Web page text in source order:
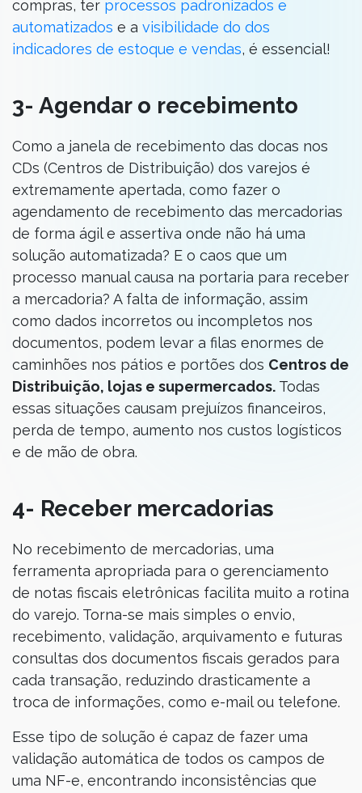
compras, ter processos padronizados e
automatizados e a visibilidade do dos
indicadores de estoque e vendas, é essencial!
3- Agendar o recebimento
Como a janela de recebimento das docas nos
CDs (Centros de Distribuição) dos varejos é
extremamente apertada, como fazer o
agendamento de recebimento das mercadorias
de forma ágil e assertiva onde não há uma
solução automatizada? E o caos que um
processo manual causa na portaria para receber
a mercadoria? A falta de informação, assim
como dados incorretos ou incompletos nos
documentos, podem levar a filas enormes de
caminhões nos pátios e portões dos Centros de
Distribuição, lojas e supermercados. Todas
essas situações causam prejuízos financeiros,
perda de tempo, aumento nos custos logísticos
e de mão de obra.
4- Receber mercadorias
No recebimento de mercadorias, uma
ferramenta apropriada para o gerenciamento
de notas fiscais eletrônicas facilita muito a rotina
do varejo. Torna-se mais simples o envio,
recebimento, validação, arquivamento e futuras
consultas dos documentos fiscais gerados para
cada transação, reduzindo drasticamente a
troca de informações, como e-mail ou telefone.
Esse tipo de solução é capaz de fazer uma
validação automática de todos os campos de
uma NF-e, encontrando inconsistências que